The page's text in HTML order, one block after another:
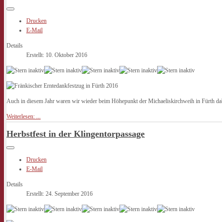
Drucken
E-Mail
Details
Erstellt: 10. Oktober 2016
Auch in diesem Jahr waren wir wieder beim Höhepunkt der Michaeliskirchweih in Fürth
Weiterlesen: ...
Herbstfest in der Klingentorpassage
Drucken
E-Mail
Details
Erstellt: 24. September 2016